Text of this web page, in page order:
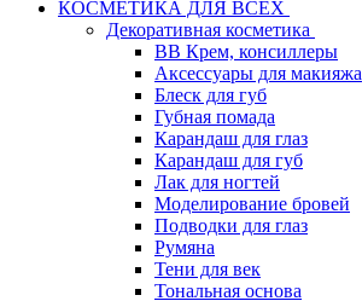
КОСМЕТИКА ДЛЯ ВСЕХ
Декоративная косметика
BB Крем, консиллеры
Аксессуары для макияжа
Блеск для губ
Губная помада
Карандаш для глаз
Карандаш для губ
Лак для ногтей
Моделирование бровей
Подводки для глаз
Румяна
Тени для век
Тональная основа